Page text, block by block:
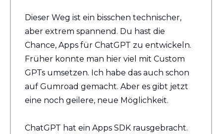
Dieser Weg ist ein bisschen technischer,
aber extrem spannend. Du hast die
Chance, Apps für ChatGPT zu entwickeln.
Früher konnte man hier viel mit Custom
GPTs umsetzen. Ich habe das auch schon
auf Gumroad gemacht. Aber es gibt jetzt
eine noch geilere, neue Möglichkeit.
ChatGPT hat ein Apps SDK rausgebracht.